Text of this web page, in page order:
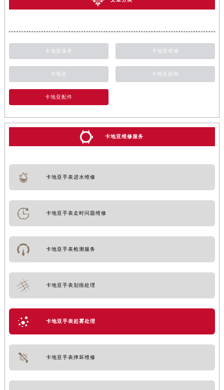
卡地亚保养 卡地亚维修
卡地亚 卡地亚新闻
卡地亚配件
卡地亚维修服务
卡地亚手表进水维修
卡地亚手表走时问题维修
卡地亚手表检测服务
卡地亚手表划痕处理
卡地亚手表起雾处理
卡地亚手表摔坏维修